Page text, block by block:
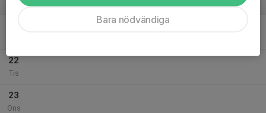
v.52
22
Tis
23
Ons
Bara nödvändiga